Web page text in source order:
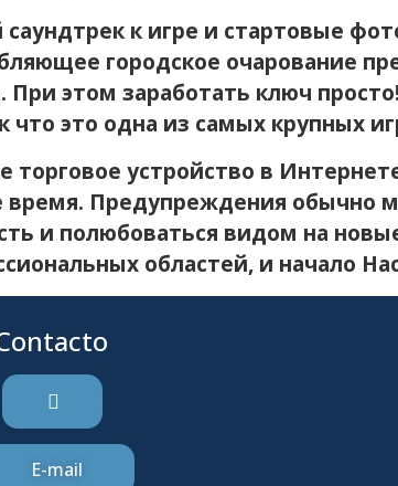
к игре и стартовые
городское очарование
При этом заработать ключ
что это одна из самых крупных
торговое устройство в
время. Предупреждения обычно
и полюбоваться видом на
областей, и начало
E-mail